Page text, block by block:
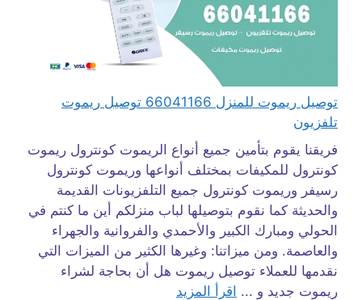
توصيل ريموت للمنزل 66041166 توصيل ريموت
تلفزيون
فريقنا يقوم بتأمين جميع أنواع الريموت كونترول ريموت
كونترول للمكيفات بمختلف أنواعها وريموت كونترول
رسيفر وريموت كونترول جميع التلفزيونات القديمة
والحديثة كما نقوم بتوصيلها لباب منزلكم أين ما كنتم في
الحولي ومبارك الكبير والأحمدي والفروانية والجهراء
والعاصمة. ومن ميزاتنا: وغيرها الكثير من الميزات التي
نقدمها للعملاء توصيل ريموت هل أن بحاجة لشراء
ريموت جديد و ... اقرأ المزيد